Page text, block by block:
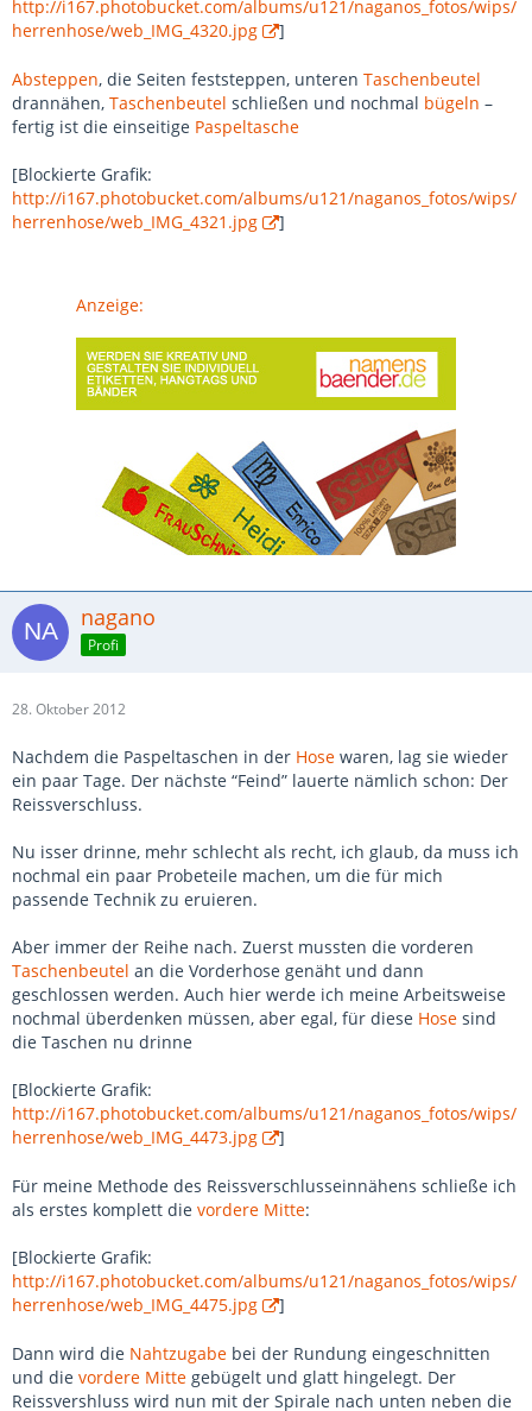
http://i167.photobucket.com/albums/u121/naganos_fotos/wips/
herrenhose/web_IMG_4320.jpg
]
Absteppen, die Seiten feststeppen, unteren Taschenbeutel
drannähen, Taschenbeutel schließen und nochmal bügeln –
fertig ist die einseitige Paspeltasche
[Blockierte Grafik:
http://i167.photobucket.com/albums/u121/naganos_fotos/wips/
herrenhose/web_IMG_4321.jpg
]
Anzeige:
nagano
Profi
28. Oktober 2012
Nachdem die Paspeltaschen in der Hose waren, lag sie wieder
ein paar Tage. Der nächste “Feind” lauerte nämlich schon: Der
Reissverschluss.
Nu isser drinne, mehr schlecht als recht, ich glaub, da muss ich
nochmal ein paar Probeteile machen, um die für mich
passende Technik zu eruieren.
Aber immer der Reihe nach. Zuerst mussten die vorderen
Taschenbeutel an die Vorderhose genäht und dann
geschlossen werden. Auch hier werde ich meine Arbeitsweise
nochmal überdenken müssen, aber egal, für diese Hose sind
die Taschen nu drinne
[Blockierte Grafik:
http://i167.photobucket.com/albums/u121/naganos_fotos/wips/
herrenhose/web_IMG_4473.jpg
]
Für meine Methode des Reissverschlusseinnähens schließe ich
als erstes komplett die vordere Mitte:
[Blockierte Grafik:
http://i167.photobucket.com/albums/u121/naganos_fotos/wips/
herrenhose/web_IMG_4475.jpg
]
Dann wird die Nahtzugabe bei der Rundung eingeschnitten
und die vordere Mitte gebügelt und glatt hingelegt. Der
Reissvershluss wird nun mit der Spirale nach unten neben die